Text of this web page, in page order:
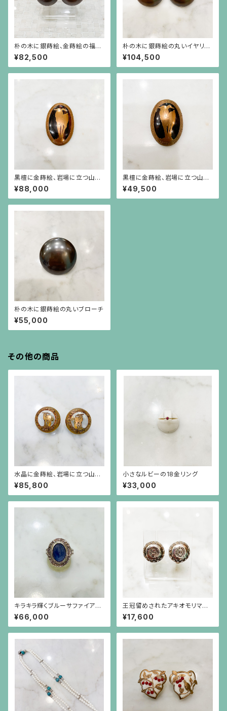
朴の木に銀蒔絵、金蒔絵の福良
うさぎのイヤリング
¥82,500
朴の木に銀蒔絵の丸いイヤリン
グ
¥104,500
黒檀に金蒔絵、岩場に立つ山羊
とアーカンサス模様のフレーム
のブローチ（大）
¥88,000
黒檀に金蒔絵、岩場に立つ山羊
とアーカンサス模様のフレーム
のブローチ（小）
¥49,500
朴の木に銀蒔絵の丸いブローチ
¥55,000
その他の商品
水晶に金蒔絵、岩場に立つ山羊
とアーカンサス模様のフレーム
の丸いイヤリング
¥85,800
小さなルビーの18金リング
¥33,000
キラキラ輝くブルーサファイア
（7.93ct）の植物模様フレーム
のシルバーリング
¥66,000
王冠留めされたアキオモリマー
クの刻印のイヤリング（大）
¥17,600